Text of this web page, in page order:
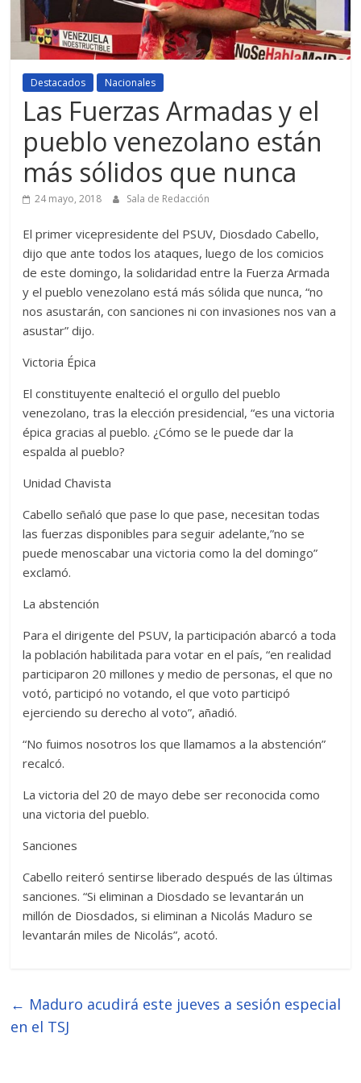
Destacados Nacionales
Las Fuerzas Armadas y el
pueblo venezolano están
más sólidos que nunca
24 mayo, 2018 Sala de Redacción
El primer vicepresidente del PSUV, Diosdado Cabello,
dijo que ante todos los ataques, luego de los comicios
de este domingo, la solidaridad entre la Fuerza Armada
y el pueblo venezolano está más sólida que nunca, “no
nos asustarán, con sanciones ni con invasiones nos van a
asustar” dijo.
Victoria Épica
El constituyente enalteció el orgullo del pueblo
venezolano, tras la elección presidencial, “es una victoria
épica gracias al pueblo. ¿Cómo se le puede dar la
espalda al pueblo?
Unidad Chavista
Cabello señaló que pase lo que pase, necesitan todas
las fuerzas disponibles para seguir adelante,”no se
puede menoscabar una victoria como la del domingo”
exclamó.
La abstención
Para el dirigente del PSUV, la participación abarcó a toda
la población habilitada para votar en el país, “en realidad
participaron 20 millones y medio de personas, el que no
votó, participó no votando, el que voto participó
ejerciendo su derecho al voto”, añadió.
“No fuimos nosotros los que llamamos a la abstención”
recalcó.
La victoria del 20 de mayo debe ser reconocida como
una victoria del pueblo.
Sanciones
Cabello reiteró sentirse liberado después de las últimas
sanciones. “Si eliminan a Diosdado se levantarán un
millón de Diosdados, si eliminan a Nicolás Maduro se
levantarán miles de Nicolás”, acotó.
← Maduro acudirá este jueves a sesión especial
en el TSJ